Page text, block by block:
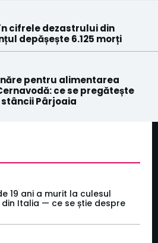
cifrele dezastrului din
depășește 6.125 morți
pentru alimentarea
ce se pregătește
Pârjoaia
19 ani a murit la culesul
Italia — ce se știe despre